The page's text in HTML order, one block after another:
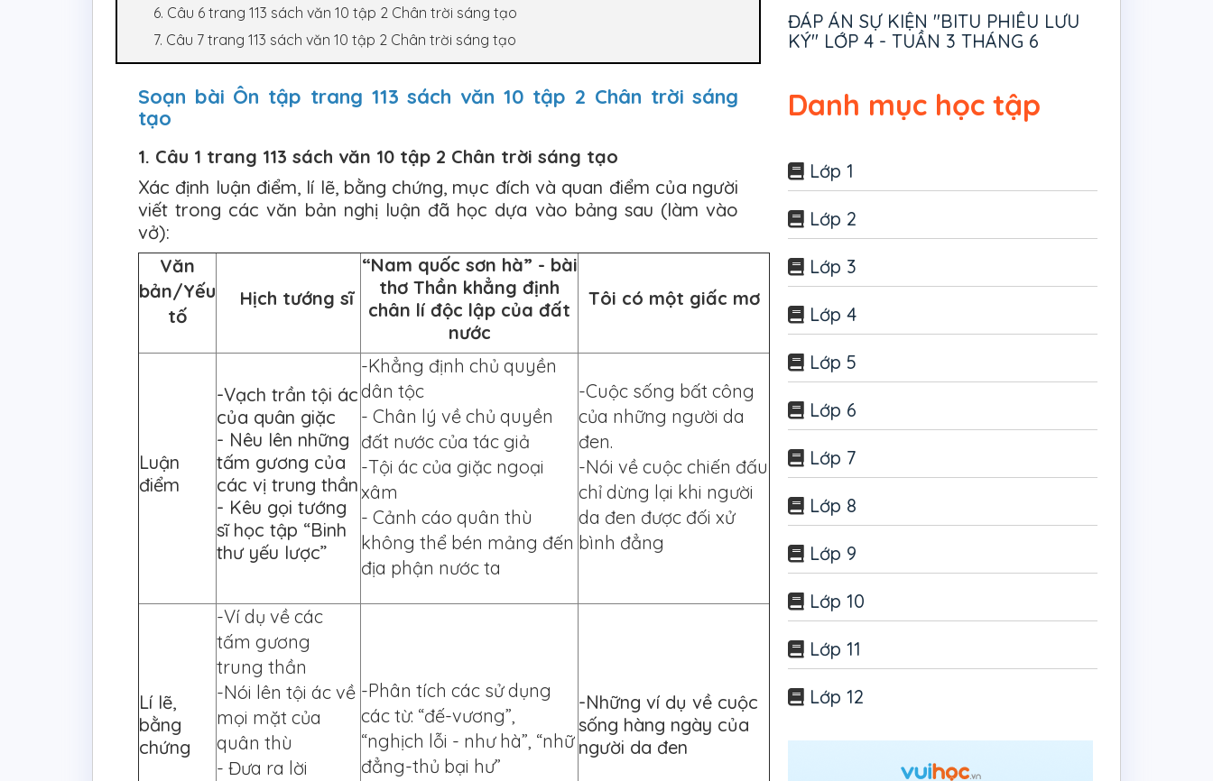
6. Câu 6 trang 113 sách văn 10 tập 2 Chân trời sáng tạo
7. Câu 7 trang 113 sách văn 10 tập 2 Chân trời sáng tạo
Soạn bài Ôn tập trang 113 sách văn 10 tập 2 Chân trời sáng
tạo
1. Câu 1 trang 113 sách văn 10 tập 2 Chân trời sáng tạo
Xác định luận điểm, lí lẽ, bằng chứng, mục đích và quan điểm của người
viết trong các văn bản nghị luận đã học dựa vào bảng sau (làm vào
vở):
Văn
bản/Yếu
tố
Hịch tướng sĩ
“Nam quốc sơn hà” - bài
thơ Thần khẳng định
chân lí độc lập của đất
nước
Tôi có một giấc mơ
Luận
điểm
-Vạch trần tội ác
của quân giặc
- Nêu lên những
tấm gương của
các vị trung thần
- Kêu gọi tướng
sĩ học tập “Binh
thư yếu lược”
-Khẳng định chủ quyền
dân tộc
- Chân lý về chủ quyền
đất nước của tác giả
-Tội ác của giặc ngoại
xâm
- Cảnh cáo quân thù
không thể bén mảng đến
địa phận nước ta
-Cuộc sống bất công
của những người da
đen.
-Nói về cuộc chiến đấu
chỉ dừng lại khi người
da đen được đối xử
bình đẳng
Lí lẽ,
bằng
chứng
-Ví dụ về các
tấm gương
trung thần
-Nói lên tội ác về
mọi mặt của
quân thù
- Đưa ra lời
-Phân tích các sử dụng
các từ: “đế-vương”,
“nghịch lỗi - như hà”, “nhữ
đẳng-thủ bại hư”
-Những ví dụ về cuộc
sống hàng ngày của
người da đen
ĐÁP ÁN SỰ KIỆN "BITU PHIÊU LƯU
KÝ" LỚP 4 - TUẦN 3 THÁNG 6
Danh mục học tập
Lớp 1
Lớp 2
Lớp 3
Lớp 4
Lớp 5
Lớp 6
Lớp 7
Lớp 8
Lớp 9
Lớp 10
Lớp 11
Lớp 12